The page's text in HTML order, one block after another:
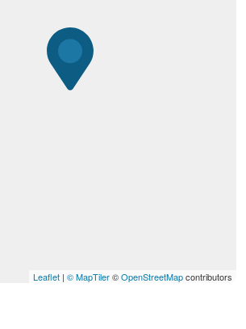
Leaflet | © MapTiler©OpenStreetMapcontributors